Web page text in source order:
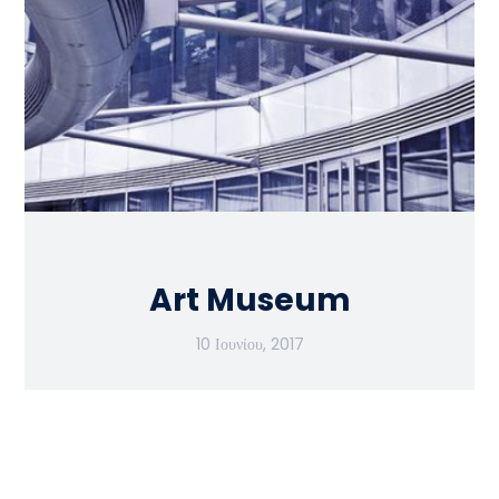
Art Museum
10 Ιουνίου, 2017